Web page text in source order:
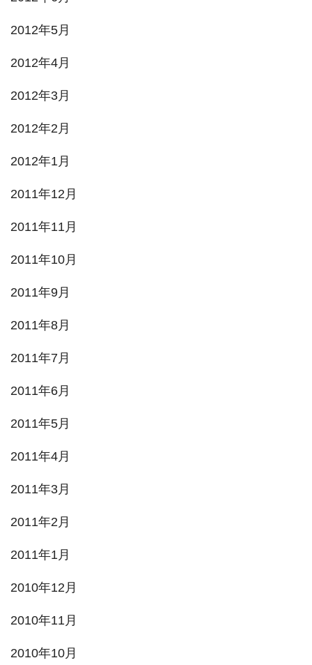
2012年5月
2012年4月
2012年3月
2012年2月
2012年1月
2011年12月
2011年11月
2011年10月
2011年9月
2011年8月
2011年7月
2011年6月
2011年5月
2011年4月
2011年3月
2011年2月
2011年1月
2010年12月
2010年11月
2010年10月